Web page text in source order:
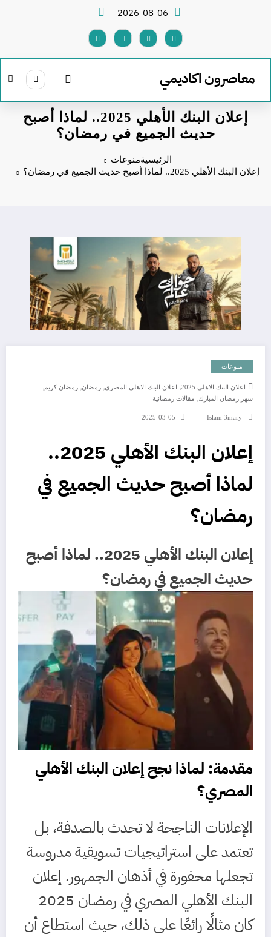
2026-08-06
معاصرون اكاديمي
إعلان البنك الأهلي 2025.. لماذا أصبح
حديث الجميع في رمضان؟
الرئيسيةمنوعات
إعلان البنك الأهلي 2025.. لماذا أصبح حديث الجميع في رمضان؟
منوعات
اعلان البنك الاهلي 2025 , اعلان البنك الاهلي المصري, رمضان, رمضان كريم,
شهر رمضان المبارك, مقالات رمضانية
Islam 3mary
2025-03-05
إعلان البنك الأهلي 2025..
لماذا أصبح حديث الجميع في
رمضان؟
إعلان البنك الأهلي 2025.. لماذا أصبح
حديث الجميع في رمضان؟
مقدمة: لماذا نجح إعلان البنك الأهلي
المصري؟
الإعلانات الناجحة لا تحدث بالصدفة، بل
تعتمد على استراتيجيات تسويقية مدروسة
تجعلها محفورة في أذهان الجمهور. إعلان
البنك الأهلي المصري في رمضان 2025
كان مثالًا رائعًا على ذلك، حيث استطاع أن